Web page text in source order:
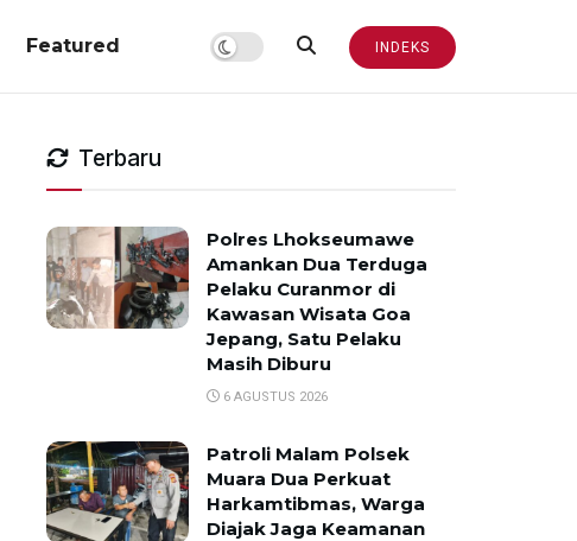
Featured INDEKS
Terbaru
Polres Lhokseumawe
Amankan Dua Terduga
Pelaku Curanmor di
Kawasan Wisata Goa
Jepang, Satu Pelaku
Masih Diburu
6 AGUSTUS 2026
Patroli Malam Polsek
Muara Dua Perkuat
Harkamtibmas, Warga
Diajak Jaga Keamanan